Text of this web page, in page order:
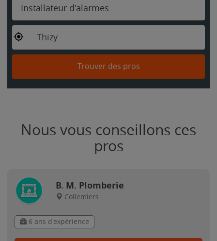
Installateur d'alarmes
Thizy
Trouver des pros
Nous vous conseillons ces
pros
B. M. Plomberie
Collemiers
6 ans d'expérience